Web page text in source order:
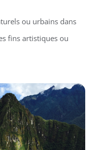
ou urbains dans
fins artistiques ou